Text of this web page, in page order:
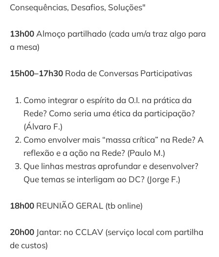
Consequências, Desafios, Soluções"
13h00Almoço partilhado (cada um/a traz algo para
a mesa)
15h00–17h30 Roda de Conversas Participativas
Como integrar o espírito da O.I. na prática da
Rede? Como seria uma ética da participação?
(Álvaro F.)
Como envolver mais “massa crítica” na Rede? A
reflexão e a ação na Rede? (Paulo M.)
Que linhas mestras aprofundar e desenvolver?
Que temas se interligam ao DC? (Jorge F.)
18h00 REUNIÃO GERAL (tb online)
20h00 Jantar: no CCLAV (serviço local com partilha
de custos)